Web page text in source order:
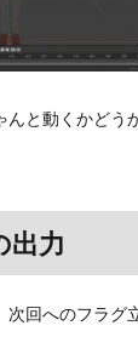
んと動くかどう
出力
回へのフラグ